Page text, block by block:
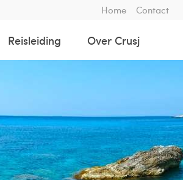
Home Contact
Reisleiding Over Crusj